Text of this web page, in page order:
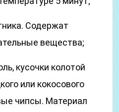
Содержат
вещества;
кусочки колотой
или кокосового
чипсы. Материал